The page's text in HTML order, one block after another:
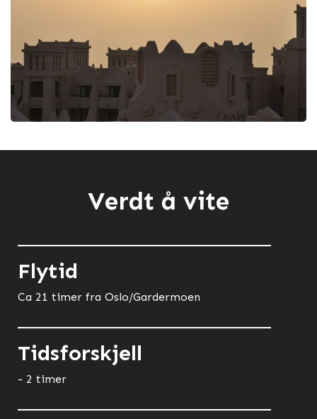
Verdt å vite
Flytid
Ca 21 timer fra Oslo/Gardermoen
Tidsforskjell
- 2 timer